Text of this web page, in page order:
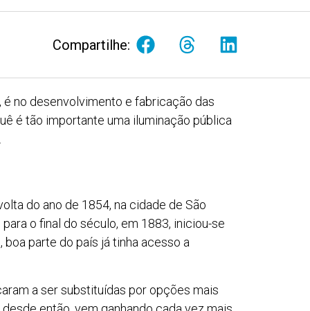
Compartilhe:
no desenvolvimento e fabricação das
é tão importante uma iluminação pública
do ano de 1854, na cidade de São
o final do século, em 1883, iniciou-se
parte do país já tinha acesso a
a ser substituídas por opções mais